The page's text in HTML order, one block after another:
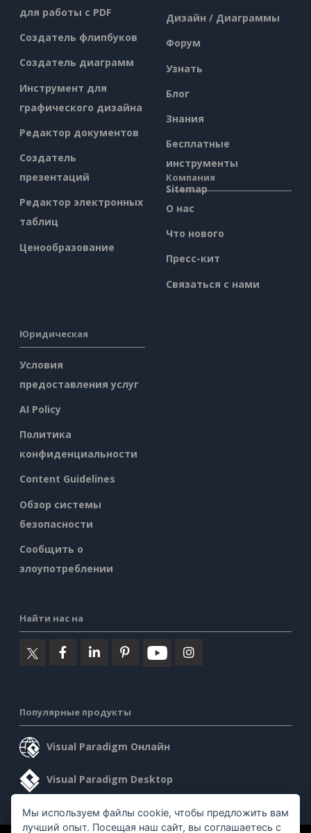
для работы с PDF
Создатель флипбуков
Создатель диаграмм
Инструмент для
графического дизайна
Редактор документов
Создатель
презентаций
Редактор электронных
таблиц
Ценообразование
Дизайн / Диаграммы
Форум
Узнать
Блог
Знания
Бесплатные
инструменты
Sitemap
Компания
О нас
Что нового
Пресс-кит
Связаться с нами
Юридическая
Условия
предоставления услуг
AI Policy
Политика
конфиденциальности
Content Guidelines
Обзор системы
безопасности
Сообщить о
злоупотреблении
Найти нас на
Популярные продукты
Visual Paradigm Онлайн
Visual Paradigm Desktop
Мы используем файлы cookie, чтобы предложить вам
лучший опыт. Посещая наш сайт, вы соглашаетесь с